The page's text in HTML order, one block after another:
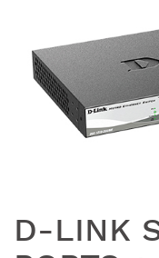
D-LINK